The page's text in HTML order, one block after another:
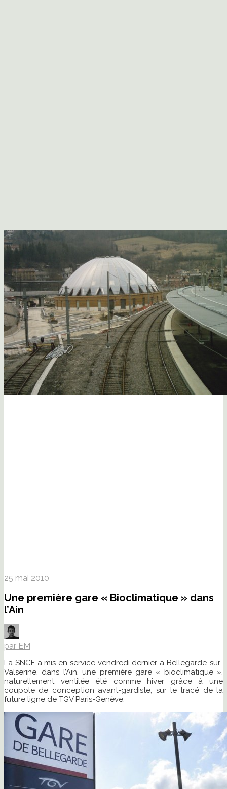
25 mai 2010
Une première gare « Bioclimatique » dans
l’Ain
par EM
La SNCF a mis en service vendredi dernier à Bellegarde-sur-
Valserine, dans l’Ain, une première gare « bioclimatique »,
naturellement ventilée été comme hiver grâce à une
coupole de conception avant-gardiste, sur le tracé de la
future ligne de TGV Paris-Genève.